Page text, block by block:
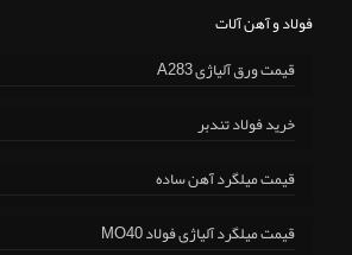
فولاد و آهن آلات
قیمت ورق آلیاژی A283
خرید فولاد تندبر
قیمت میلگرد آهن ساده
قیمت میلگرد آلیاژی فولاد MO40